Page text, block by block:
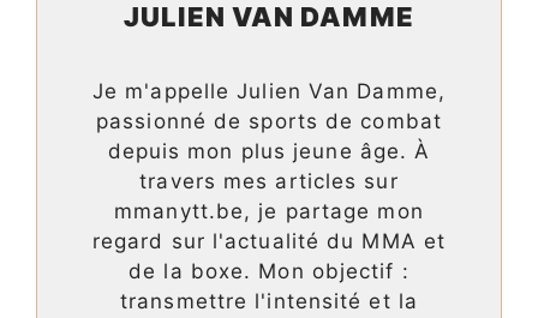
JULIEN VAN DAMME
Je m'appelle Julien Van Damme,
passionné de sports de combat
depuis mon plus jeune âge. À
travers mes articles sur
mmanytt.be, je partage mon
regard sur l'actualité du MMA et
de la boxe. Mon objectif :
transmettre l'intensité et la